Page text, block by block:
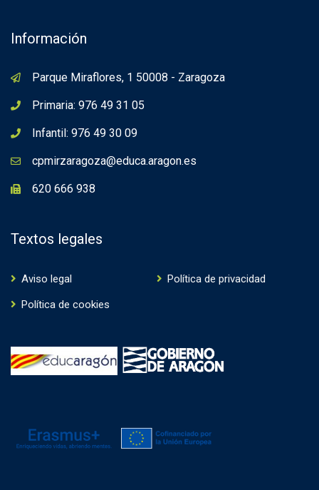
Información
Parque Miraflores, 1 50008 - Zaragoza
Primaria: 976 49 31 05
Infantil: 976 49 30 09
cpmirzaragoza@educa.aragon.es
620 666 938
Textos legales
Aviso legal
Política de privacidad
Política de cookies